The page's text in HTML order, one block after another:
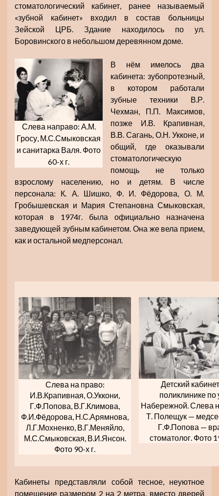
стоматологический кабинет, ранее называемый
«зубной кабинет» входил в состав больницы
Зейской ЦРБ. Здание находилось по ул.
Боровинского в небольшом деревянном доме.
Слева направо: А.М.
Гросу, М.С.Смыковская
и санитарка Валя. Фото
60-х г.
В нём имелось два
кабинета: зубопротезный,
в котором работали
зубные техники В.Р.
Чехман, П.П. Максимов,
позже И.В. Крапивная,
В.В. Сагань, О.Н. Укконе, и
общий, где оказывали
стоматологическую
помощь не только
взрослому населению, но и детям. В числе
персонала: К. А. Шишко, Ф. И. Фёдорова, О. М.
Гробышевская и Мария Степановна Смыковская,
которая в 1974г. была официально назначена
заведующей зубным кабинетом. Она же вела прием,
как и остальной медперсонал.
Слева на право:
И.В.Крапивная, О.Уккони,
Г.Ф.Попова, В.Г.Климова,
Ф.И.Фёдорова, Н.С.Арямнова,
Л.Г.Мохненко, В.Г.Меняйло,
М.С.Смыковская, В.И.Янсон.
Фото 90-х г.
Детский
поликлинике по
Набережной. Слева
Т. Полещук —
Г.Ф.Попова —
стоматолог. Фото
Кабинеты представляли собой тесное, неуютное
помещение размером 2 на 2 метра, вместо дверей